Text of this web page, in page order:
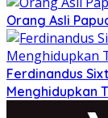
Orang Asli
Ferdinandus
Menghidupkan